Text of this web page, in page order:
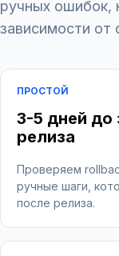
ручных ошибок,
зависимости от
ПРОСТОЙ
3-5 дней до
релиза
Проверяем
ручные шаги,
после релиза.